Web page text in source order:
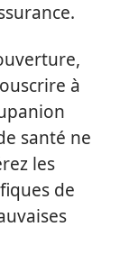
à
santé ne
les
de